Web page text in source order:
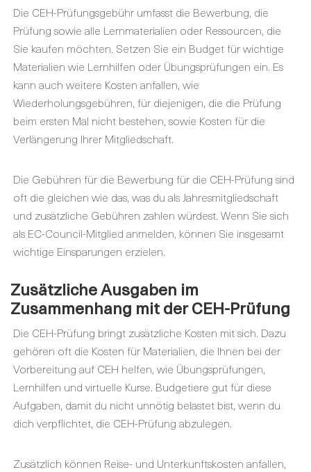
Die CEH-Prüfungsgebühr umfasst die Bewerbung, die
Prüfung sowie alle Lernmaterialien oder Ressourcen, die
Sie kaufen möchten. Setzen Sie ein Budget für wichtige
Materialien wie Lernhilfen oder Übungsprüfungen ein. Es
kann auch weitere Kosten anfallen, wie
Wiederholungsgebühren, für diejenigen, die die Prüfung
beim ersten Mal nicht bestehen, sowie Kosten für die
Verlängerung Ihrer Mitgliedschaft.
Die Gebühren für die Bewerbung für die CEH-Prüfung sind
oft die gleichen wie das, was du als Jahresmitgliedschaft
und zusätzliche Gebühren zahlen würdest. Wenn Sie sich
als EC-Council-Mitglied anmelden, können Sie insgesamt
wichtige Einsparungen erzielen.
Zusätzliche Ausgaben im
Zusammenhang mit der CEH-Prüfung
Die CEH-Prüfung bringt zusätzliche Kosten mit sich. Dazu
gehören oft die Kosten für Materialien, die Ihnen bei der
Vorbereitung auf CEH helfen, wie Übungsprüfungen,
Lernhilfen und virtuelle Kurse. Budgetiere gut für diese
Aufgaben, damit du nicht unnötig belastet bist, wenn du
dich verpflichtet, die CEH-Prüfung abzulegen.
Zusätzlich können Reise- und Unterkunftskosten anfallen,